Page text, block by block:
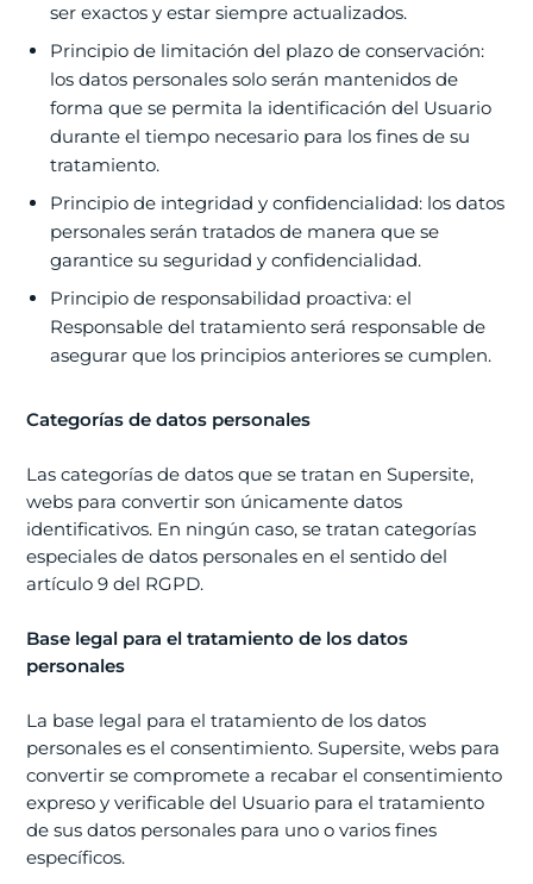
ser exactos y estar siempre actualizados.
Principio de limitación del plazo de conservación:
los datos personales solo serán mantenidos de
forma que se permita la identificación del Usuario
durante el tiempo necesario para los fines de su
tratamiento.
Principio de integridad y confidencialidad: los datos
personales serán tratados de manera que se
garantice su seguridad y confidencialidad.
Principio de responsabilidad proactiva: el
Responsable del tratamiento será responsable de
asegurar que los principios anteriores se cumplen.
Categorías de datos personales
Las categorías de datos que se tratan en Supersite,
webs para convertir son únicamente datos
identificativos. En ningún caso, se tratan categorías
especiales de datos personales en el sentido del
artículo 9 del RGPD.
Base legal para el tratamiento de los datos
personales
La base legal para el tratamiento de los datos
personales es el consentimiento. Supersite, webs para
convertir se compromete a recabar el consentimiento
expreso y verificable del Usuario para el tratamiento
de sus datos personales para uno o varios fines
específicos.